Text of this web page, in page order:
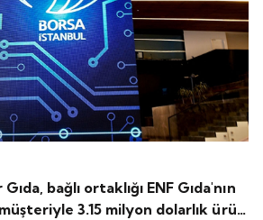
bağlı ortaklığı ENF Gıda'nın
3.15 milyon dolarlık ürün